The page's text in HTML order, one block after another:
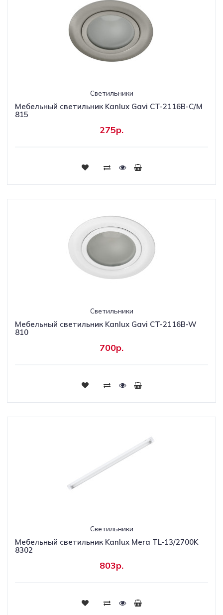
Светильники
Мебельный светильник Kanlux Gavi CT-2116B-C/M
815
275р.
Светильники
Мебельный светильник Kanlux Gavi CT-2116B-W
810
700р.
Светильники
Мебельный светильник Kanlux Mera TL-13/2700K
8302
803р.